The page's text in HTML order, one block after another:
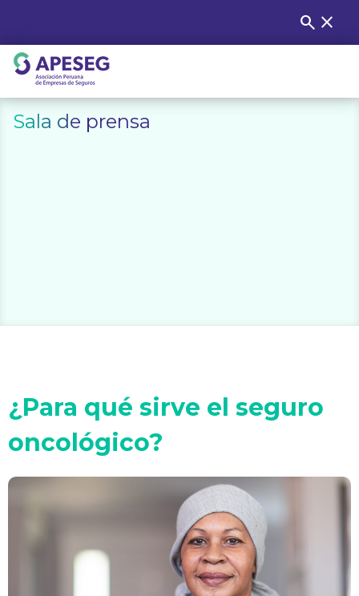
content
Buscar:
search close
APESEG
Sala de prensa
¿Para qué sirve el seguro
oncológico?